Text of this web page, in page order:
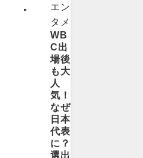
に注
目を
集め
てい
るe
スポ
ーツ
は、
従来
のゲ
ーム
の枠
を超
エン
タメ
WB
C出
場後
も大
人
気！
なぜ
日本
代表
に？
選出